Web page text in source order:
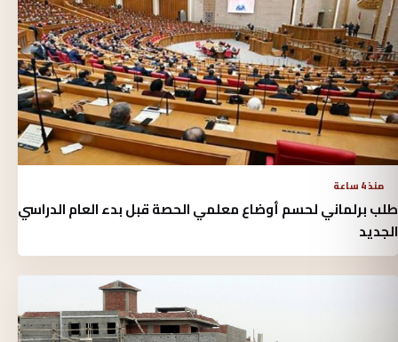
منذ 4 ساعة
طلب برلماني لحسم أوضاع معلمي الحصة قبل بدء العام الدراسي
الجديد